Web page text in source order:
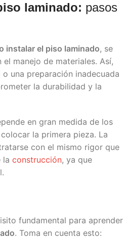
laminado: pasos
instalar el piso laminado, se
manejo de materiales. Así,
una preparación inadecuada
la durabilidad y la
en gran medida de los
la primera pieza. La
con el mismo rigor que
la construcción, ya que
fundamental para aprender
. Toma en cuenta esto: